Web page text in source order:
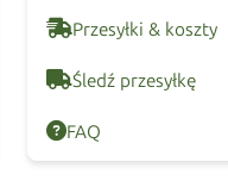
Przesyłki & koszty
Śledź przesyłkę
FAQ